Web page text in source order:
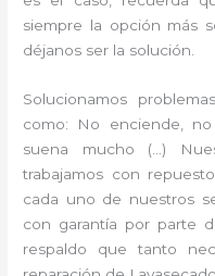
siempre la opción más
déjanos ser la solución.
Solucionamos
como: No enciende,
suena mucho (…)
trabajamos con
cada uno de nuestros
con garantía por parte
respaldo que tanto